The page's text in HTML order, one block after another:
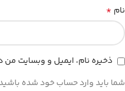
نام *
ذخیره نام، ایمیل و وبسایت من
شما باید وارد حساب خود شده